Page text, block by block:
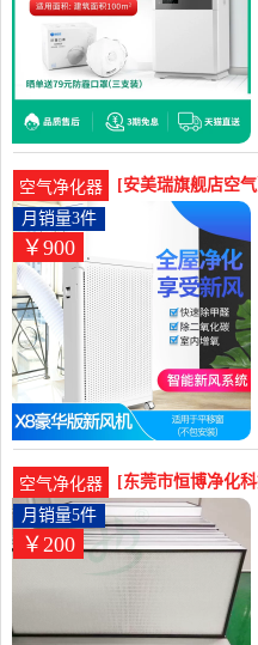
空气净化器
[安美瑞旗舰店空
化器新风机除pm
￥900
月销量3件
空气净化器
[东莞市恒博净化
净化器高效过滤芯
￥200
月销量5件